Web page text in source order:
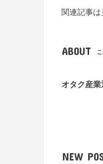
関連記事は
ABOUT
オタク産
NEW